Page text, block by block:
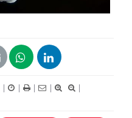
| | | |
|